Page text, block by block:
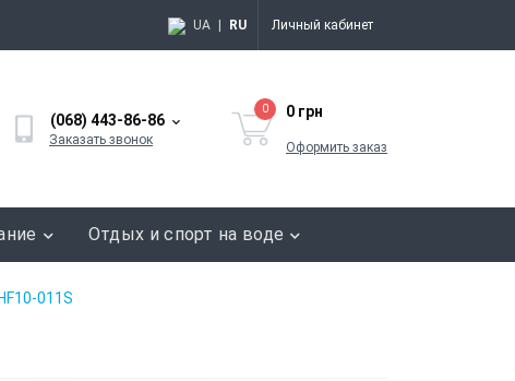
UA RU Личный кабинет
(068) 443-86-86
Заказать звонок
0 0 грн
Оформить заказ
Отдых и спорт на воде
011S